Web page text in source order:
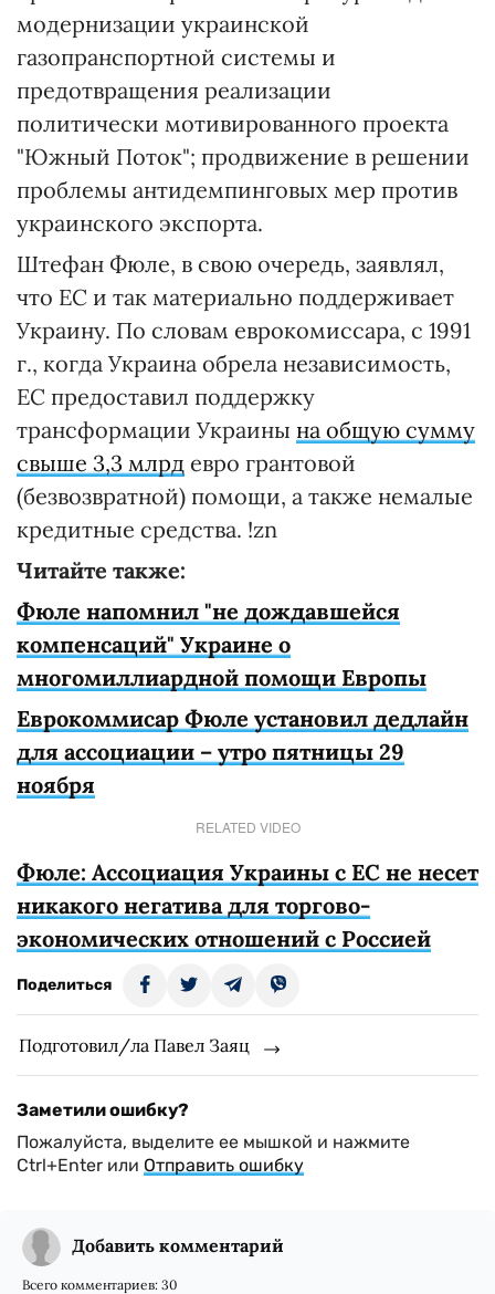
модернизации украинской
газопранспортной системы и
предотвращения реализации
политически мотивированного проекта
"Южный Поток"; продвижение в решении
проблемы антидемпинговых мер против
украинского экспорта.
Штефан Фюле, в свою очередь, заявлял,
что ЕС и так материально поддерживает
Украину. По словам еврокомиссара, с 1991
г., когда Украина обрела независимость,
ЕС предоставил поддержку
трансформации Украины на общую сумму
свыше 3,3 млрд евро грантовой
(безвозвратной) помощи, а также немалые
кредитные средства. !zn
Читайте также:
Фюле напомнил "не дождавшейся
компенсаций" Украине о
многомиллиардной помощи Европы
Еврокоммисар Фюле установил дедлайн
для ассоциации – утро пятницы 29
ноября
RELATED VIDEO
Фюле: Ассоциация Украины с ЕС не несет
никакого негатива для торгово-
экономических отношений с Россией
Поделиться
Подготовил/ла Павел Заяц
Заметили ошибку?
Пожалуйста, выделите ее мышкой и нажмите
Ctrl+Enter или Отправить ошибку
Добавить комментарий
Всего комментариев: 30